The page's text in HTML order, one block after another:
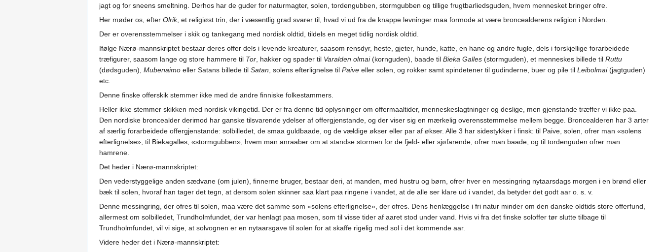
jagt og for sneens smeltning. Derhos har de guder for naturmagter, solen, tordengubben, stormgubben og tillige frugtbarliedsguden, hvem mennesket bringer ofre.
Her møder os, efter Olrik, et religiøst trin, der i væsentlig grad svarer til, hvad vi ud fra de knappe levninger maa formode at være broncealderens religion i Norden.
Der er overensstemmelser i skik og tankegang med nordisk oldtid, tildels en meget tidlig nordisk oldtid.
Ifølge Nærø-mannskriptet bestaar deres offer dels i levende kreaturer, saasom rensdyr, heste, gjeter, hunde, katte, en hane og andre fugle, dels i forskjellige forarbeidede
træfigurer, saasom lange og store hammere til Tor, hakker og spader til Varalden olmai(kornguden), baade til Bieka Galles (stormguden), et menneskes billede til Ruttu
(dødsguden), Mubenaimo eller Satans billede til Satan, solens efterlignelse til Paive eller solen, og rokker samt spindetener til gudinderne, buer og pile til Leibolmai(jagtguden)
etc.
Denne finske offerskik stemmer ikke med de andre finniske folkestammers.
Heller ikke stemmer skikken med nordisk vikingetid. Der er fra denne tid oplysninger om offermaaltider, menneskeslagtninger og deslige, men gjenstande træffer vi ikke paa.
Den nordiske broncealder derimod har ganske tilsvarende ydelser af offergjenstande, og der viser sig en mærkelig overensstemmelse mellem begge. Broncealderen har 3 arter
af særlig forarbeidede offergjenstande: solbilledet, de smaa guldbaade, og de vældige økser eller par af økser. Alle 3 har sidestykker i finsk: til Paive, solen, ofrer man «solens
efterlignelse», til Biekagalles, «stormgubben», hvem man anraaber om at standse stormen for de fjeld- eller sjøfarende, ofrer man baade, og til tordenguden ofrer man
hamrene.
Det heder i Nærø-mannskriptet:
Den vederstyggelige anden sædvane (om julen), finnerne bruger, bestaar deri, at manden, med hustru og børn, ofrer hver en messingring nytaarsdags morgen i en brønd eller
bæk til solen, hvoraf han tager det tegn, at dersom solen skinner saa klart paa ringene i vandet, at de alle ser klare ud i vandet, da betyder det godt aar o. s. v.
Denne messingring, der ofres til solen, maa være det samme som «solens efterlignelse», der ofres. Dens henlæggelse i fri natur minder om den danske oldtids store offerfund,
allermest om solbilledet, Trundholmfundet, der var henlagt paa mosen, som til visse tider af aaret stod under vand. Hvis vi fra det finske soloffer tør slutte tilbage til
Trundholmfundet, vil vi sige, at solvognen er en nytaarsgave til solen for at skaffe rigelig med sol i det kommende aar.
Videre heder det i Nærø-mannskriptet: